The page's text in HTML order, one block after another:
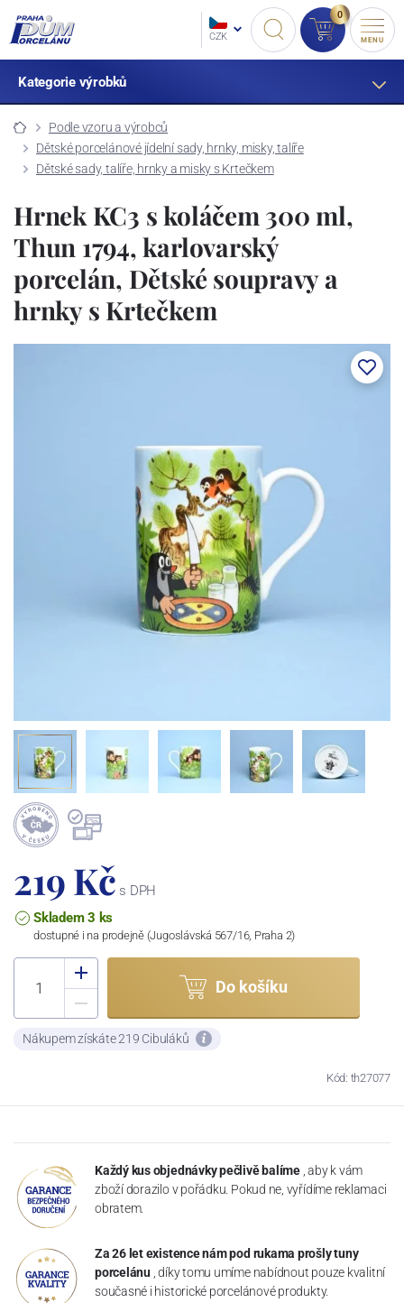
CZK
0
MENU
Kategorie výrobků
Podle vzoru a výrobců
Dětské porcelánové jídelní sady, hrnky, misky, talíře
Dětské sady, talíře, hrnky a misky s Krtečkem
Hrnek KC3 s koláčem 300 ml,
Thun 1794, karlovarský
porcelán, Dětské soupravy a
hrnky s Krtečkem
219 Kč s DPH
Skladem 3 ks
dostupné i na prodejně (Jugoslávská 567/16, Praha 2)
Do košíku
Nákupem získáte 219 Cibuláků
Kód: th27077
Každý kus objednávky pečlivě balíme , aby k vám
zboží dorazilo v pořádku. Pokud ne, vyřídíme reklamaci
obratem.
Za 26 let existence nám pod rukama prošly tuny
porcelánu , díky tomu umíme nabídnout pouze kvalitní
současné i historické porcelánové produkty.